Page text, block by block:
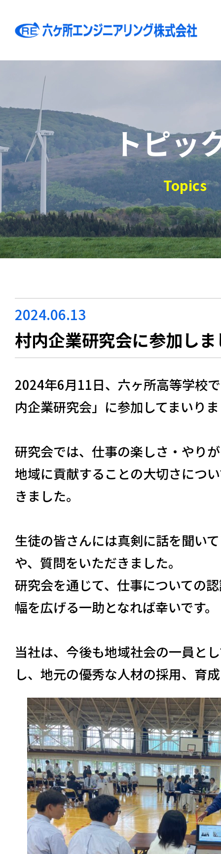
トピッ
Topics
2024.06.13
村内企業研究会に参加し
2024年6月11日、六ヶ所高等学校
内企業研究会」に参加してまいり
研究会では、仕事の楽しさ・やり
地域に貢献することの大切さにつ
きました。
生徒の皆さんには真剣に話を聞い
や、質問をいただきました。
研究会を通じて、仕事についての
幅を広げる一助となれば幸いです。
当社は、今後も地域社会の一員と
し、地元の優秀な人材の採用、育